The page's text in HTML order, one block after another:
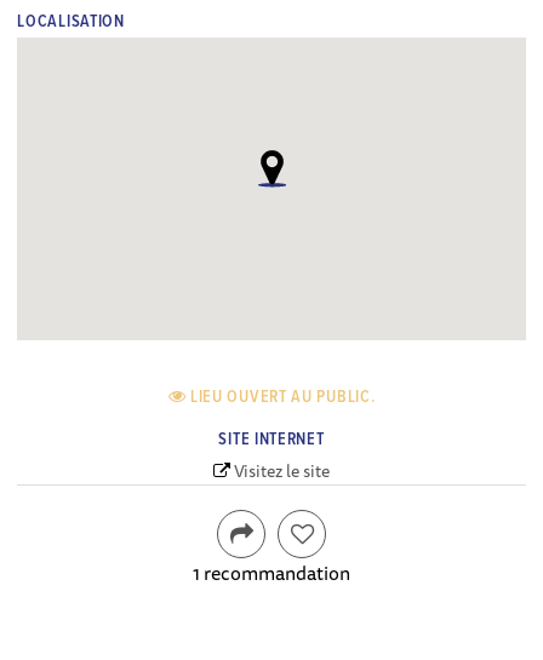
LOCALISATION
LIEU OUVERT AU PUBLIC.
SITE INTERNET
Visitez le site
1 recommandation